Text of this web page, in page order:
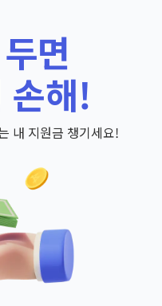
면
해!
내 지원금 챙기세요!